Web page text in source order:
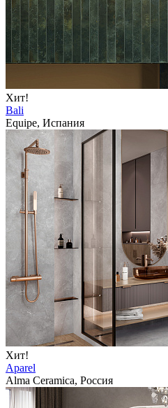
Хит!
Bali
Equipe, Испания
Хит!
Aparel
Alma Ceramica, Россия